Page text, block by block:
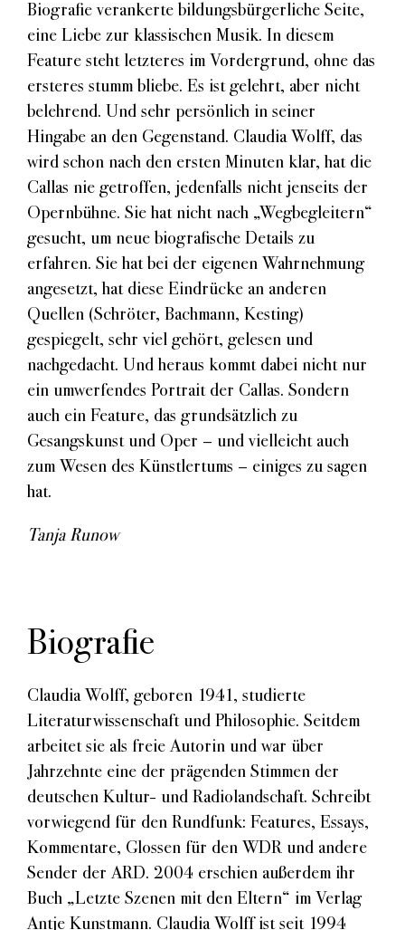
Biografie verankerte bildungsbürgerliche Seite,
eine Liebe zur klassischen Musik. In diesem
Feature steht letzteres im Vordergrund, ohne das
ersteres stumm bliebe. Es ist gelehrt, aber nicht
belehrend. Und sehr persönlich in seiner
Hingabe an den Gegenstand. Claudia Wolff, das
wird schon nach den ersten Minuten klar, hat die
Callas nie getroffen, jedenfalls nicht jenseits der
Opernbühne. Sie hat nicht nach „Wegbegleitern“
gesucht, um neue biografische Details zu
erfahren. Sie hat bei der eigenen Wahrnehmung
angesetzt, hat diese Eindrücke an anderen
Quellen (Schröter, Bachmann, Kesting)
gespiegelt, sehr viel gehört, gelesen und
nachgedacht. Und heraus kommt dabei nicht nur
ein umwerfendes Portrait der Callas. Sondern
auch ein Feature, das grundsätzlich zu
Gesangskunst und Oper – und vielleicht auch
zum Wesen des Künstlertums – einiges zu sagen
hat.
Tanja Runow
Biografie
Claudia Wolff, geboren 1941, studierte
Literaturwissenschaft und Philosophie. Seitdem
arbeitet sie als freie Autorin und war über
Jahrzehnte eine der prägenden Stimmen der
deutschen Kultur- und Radiolandschaft. Schreibt
vorwiegend für den Rundfunk: Features, Essays,
Kommentare, Glossen für den WDR und andere
Sender der ARD. 2004 erschien außerdem ihr
Buch „Letzte Szenen mit den Eltern“ im Verlag
Antje Kunstmann. Claudia Wolff ist seit 1994